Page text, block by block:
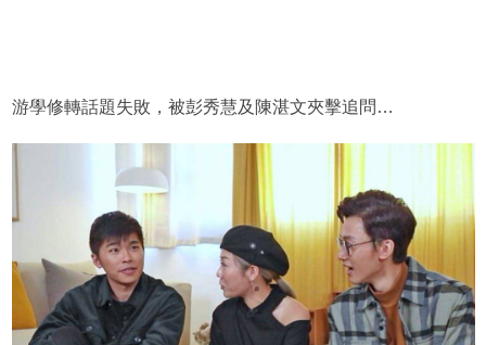
游學修轉話題失敗，被彭秀慧及陳湛文夾擊追問…